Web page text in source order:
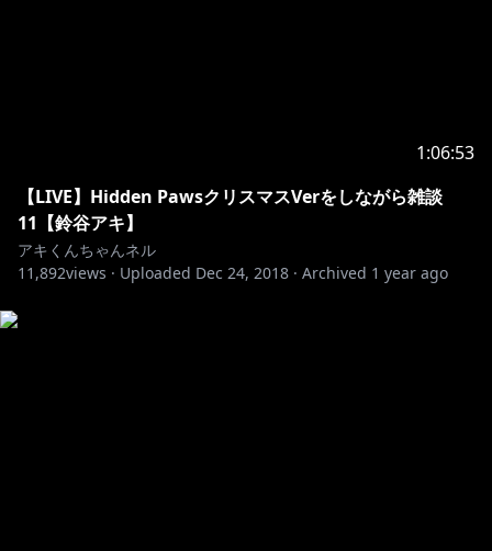
1:06:53
【LIVE】Hidden PawsクリスマスVerをしながら雑談
11【鈴谷アキ】
アキくんちゃんネル
11,892views · Uploaded Dec 24, 2018 · Archived 1 year ago